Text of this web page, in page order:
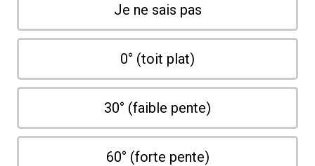
Je ne sais pas
0° (toit plat)
30° (faible pente)
60° (forte pente)